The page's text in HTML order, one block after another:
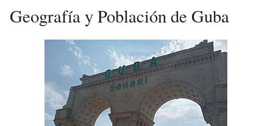
Geografía y Población de Guba